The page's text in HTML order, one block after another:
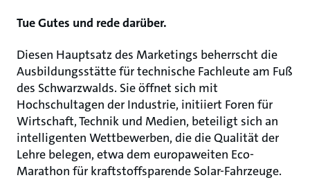
Tue Gutes und rede darüber.
Diesen Hauptsatz des Marketings beherrscht die
Ausbildungsstätte für technische Fachleute am Fuß
des Schwarzwalds. Sie öffnet sich mit
Hochschultagen der Industrie, initiiert Foren für
Wirtschaft, Technik und Medien, beteiligt sich an
intelligenten Wettbewerben, die die Qualität der
Lehre belegen, etwa dem europaweiten Eco-
Marathon für kraftstoffsparende Solar-Fahrzeuge.